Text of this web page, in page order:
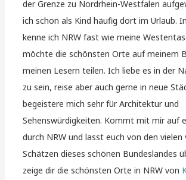
der Grenze zu Nordrhein-Westfalen
ich schon als Kind häufig dort im Urlaub.
kenne ich NRW fast wie meine
möchte die schönsten Orte auf meinem
meinen Lesern teilen. Ich liebe es in der
zu sein, reise aber auch gerne in neue
begeistere mich sehr für Architektur und
Sehenswürdigkeiten. Kommt mit mir auf
durch NRW und lasst euch von den
Schätzen dieses schönen Bundeslandes
zeige dir die schönsten Orte in NRW von